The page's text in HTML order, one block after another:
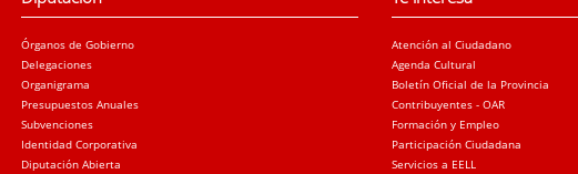
Órganos de Gobierno
Delegaciones
Organigrama
Presupuestos Anuales
Subvenciones
Identidad Corporativa
Diputación Abierta
Atención al Ciudadano
Agenda Cultural
Boletín Oficial de la Provincia
Contribuyentes - OAR
Formación y Empleo
Participación Ciudadana
Servicios a EELL